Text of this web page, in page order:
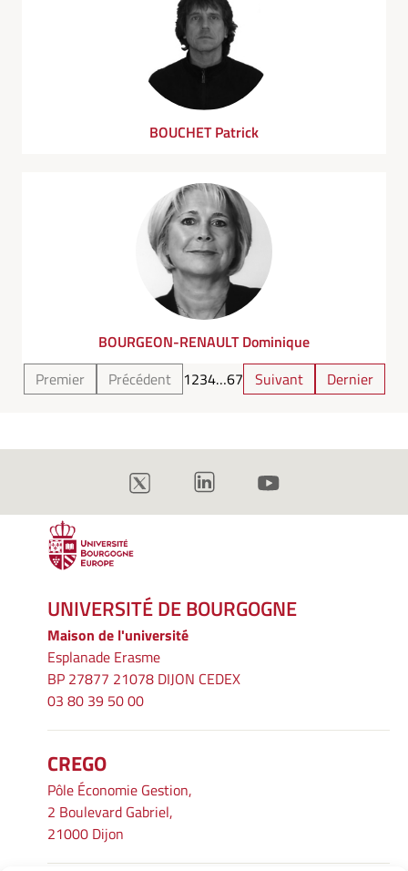
BOUCHET Patrick
BOURGEON-RENAULT Dominique
Premier
Précédent 1234…67 Suivant Dernier
UNIVERSITÉ DE BOURGOGNE
Maison de l'université
Esplanade Erasme
BP 27877 21078 DIJON CEDEX
03 80 39 50 00
CREGO
Pôle Économie Gestion,
2 Boulevard Gabriel,
21000 Dijon